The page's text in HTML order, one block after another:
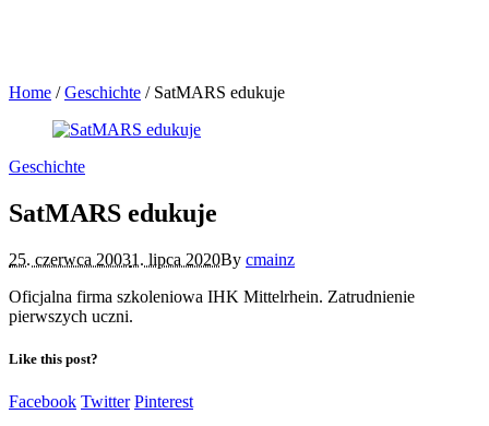
Home /Geschichte / SatMARS edukuje
Geschichte
SatMARS edukuje
25. czerwca 20031. lipca 2020By cmainz
Oficjalna firma szkoleniowa IHK Mittelrhein. Zatrudnienie
pierwszych uczni.
Like this post?
Facebook Twitter Pinterest